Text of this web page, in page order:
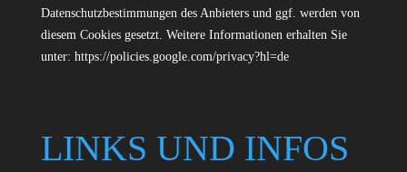
Datenschutzbestimmungen des Anbieters und ggf. werden von
diesem Cookies gesetzt. Weitere Informationen erhalten Sie
unter: https://policies.google.com/privacy?hl=de
LINKS UND INFOS